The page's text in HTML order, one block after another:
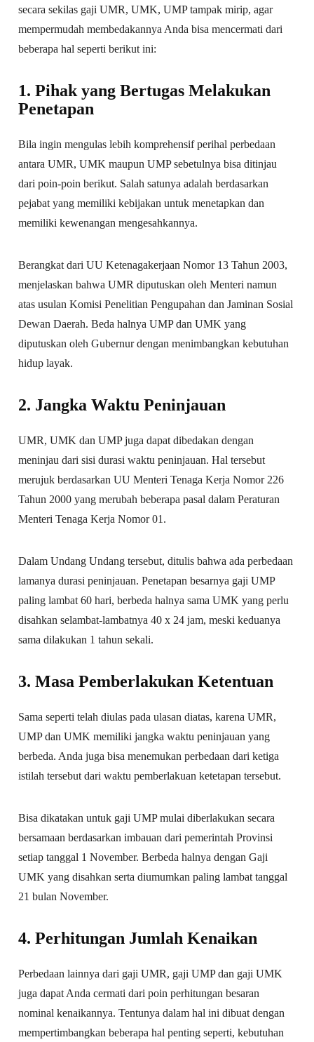
secara sekilas gaji UMR, UMK, UMP tampak mirip, agar
mempermudah membedakannya Anda bisa mencermati dari
beberapa hal seperti berikut ini:
1. Pihak yang Bertugas Melakukan
Penetapan
Bila ingin mengulas lebih komprehensif perihal perbedaan
antara UMR, UMK maupun UMP sebetulnya bisa ditinjau
dari poin-poin berikut. Salah satunya adalah berdasarkan
pejabat yang memiliki kebijakan untuk menetapkan dan
memiliki kewenangan mengesahkannya.
Berangkat dari UU Ketenagakerjaan Nomor 13 Tahun 2003,
menjelaskan bahwa UMR diputuskan oleh Menteri namun
atas usulan Komisi Penelitian Pengupahan dan Jaminan Sosial
Dewan Daerah. Beda halnya UMP dan UMK yang
diputuskan oleh Gubernur dengan menimbangkan kebutuhan
hidup layak.
2. Jangka Waktu Peninjauan
UMR, UMK dan UMP juga dapat dibedakan dengan
meninjau dari sisi durasi waktu peninjauan. Hal tersebut
merujuk berdasarkan UU Menteri Tenaga Kerja Nomor 226
Tahun 2000 yang merubah beberapa pasal dalam Peraturan
Menteri Tenaga Kerja Nomor 01.
Dalam Undang Undang tersebut, ditulis bahwa ada perbedaan
lamanya durasi peninjauan. Penetapan besarnya gaji UMP
paling lambat 60 hari, berbeda halnya sama UMK yang perlu
disahkan selambat-lambatnya 40 x 24 jam, meski keduanya
sama dilakukan 1 tahun sekali.
3. Masa Pemberlakukan Ketentuan
Sama seperti telah diulas pada ulasan diatas, karena UMR,
UMP dan UMK memiliki jangka waktu peninjauan yang
berbeda. Anda juga bisa menemukan perbedaan dari ketiga
istilah tersebut dari waktu pemberlakuan ketetapan tersebut.
Bisa dikatakan untuk gaji UMP mulai diberlakukan secara
bersamaan berdasarkan imbauan dari pemerintah Provinsi
setiap tanggal 1 November. Berbeda halnya dengan Gaji
UMK yang disahkan serta diumumkan paling lambat tanggal
21 bulan November.
4. Perhitungan Jumlah Kenaikan
Perbedaan lainnya dari gaji UMR, gaji UMP dan gaji UMK
juga dapat Anda cermati dari poin perhitungan besaran
nominal kenaikannya. Tentunya dalam hal ini dibuat dengan
mempertimbangkan beberapa hal penting seperti, kebutuhan